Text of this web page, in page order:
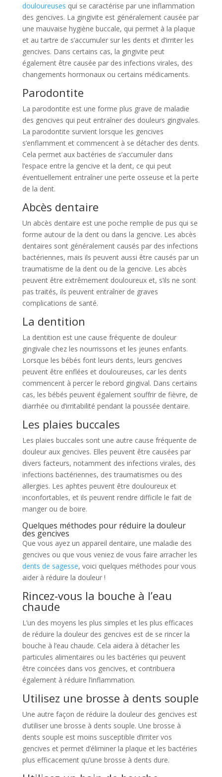
douloureuses qui se caractérise par une inflammation
des gencives. La gingivite est généralement causée par
une mauvaise hygiène buccale, qui permet à la plaque
et au tartre de s’accumuler sur les dents et d’irriter les
gencives. Dans certains cas, la gingivite peut
également être causée par des infections virales, des
changements hormonaux ou certains médicaments.
Parodontite
La parodontite est une forme plus grave de maladie
des gencives qui peut entraîner des douleurs gingivales.
La parodontite survient lorsque les gencives
s’enflamment et commencent à se détacher des dents.
Cela permet aux bactéries de s’accumuler dans
l’espace entre la gencive et la dent, ce qui peut
éventuellement entraîner une perte osseuse et la perte
de la dent.
Abcès dentaire
Un abcès dentaire est une poche remplie de pus qui se
forme autour de la dent ou dans la gencive. Les abcès
dentaires sont généralement causés par des infections
bactériennes, mais ils peuvent aussi être causés par un
traumatisme de la dent ou de la gencive. Les abcès
peuvent être extrêmement douloureux et, s’ils ne sont
pas traités, ils peuvent entraîner de graves
complications de santé.
La dentition
La dentition est une cause fréquente de douleur
gingivale chez les nourrissons et les jeunes enfants.
Lorsque les bébés font leurs dents, leurs gencives
peuvent être enflées et douloureuses, car les dents
commencent à percer le rebord gingival. Dans certains
cas, les bébés peuvent également souffrir de fièvre, de
diarrhée ou d’irritabilité pendant la poussée dentaire.
Les plaies buccales
Les plaies buccales sont une autre cause fréquente de
douleur aux gencives. Elles peuvent être causées par
divers facteurs, notamment des infections virales, des
infections bactériennes, des traumatismes ou des
allergies. Les aphtes peuvent être douloureux et
inconfortables, et ils peuvent rendre difficile le fait de
manger ou de boire.
Quelques méthodes pour réduire la douleur
des gencives
Que vous ayez un appareil dentaire, une maladie des
gencives ou que vous veniez de vous faire arracher les
dents de sagesse, voici quelques méthodes pour vous
aider à réduire la douleur !
Rincez-vous la bouche à l’eau
chaude
L’un des moyens les plus simples et les plus efficaces
de réduire la douleur des gencives est de se rincer la
bouche à l’eau chaude. Cela aidera à détacher les
particules alimentaires ou les bactéries qui peuvent
être coincées dans vos gencives, et contribuera
également à réduire l’inflammation.
Utilisez une brosse à dents souple
Une autre façon de réduire la douleur des gencives est
d’utiliser une brosse à dents souple. Une brosse à
dents souple est moins susceptible d’irriter vos
gencives et permet d’éliminer la plaque et les bactéries
plus efficacement qu’une brosse à dents dure.